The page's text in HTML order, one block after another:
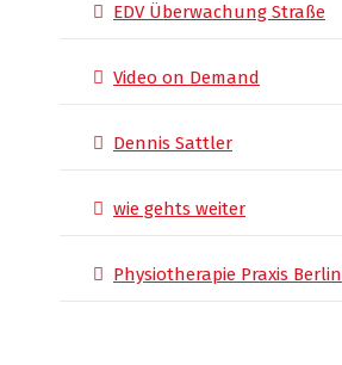
EDV Überwachung Straße
Video on Demand
Dennis Sattler
wie gehts weiter
Physiotherapie Praxis Berlin